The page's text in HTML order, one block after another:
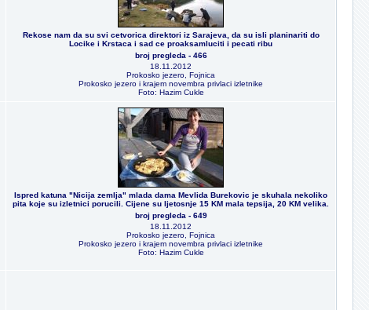
Rekose nam da su svi cetvorica direktori iz Sarajeva, da su isli planinariti do
Locike i Krstaca i sad ce proaksamluciti i pecati ribu
broj pregleda - 466
18.11.2012
Prokosko jezero, Fojnica
Prokosko jezero i krajem novembra privlaci izletnike
Foto: Hazim Cukle
Ispred katuna "Nicija zemlja" mlada dama Mevlida Burekovic je skuhala nekoliko
pita koje su izletnici porucili. Cijene su ljetosnje 15 KM mala tepsija, 20 KM velika.
broj pregleda - 649
18.11.2012
Prokosko jezero, Fojnica
Prokosko jezero i krajem novembra privlaci izletnike
Foto: Hazim Cukle